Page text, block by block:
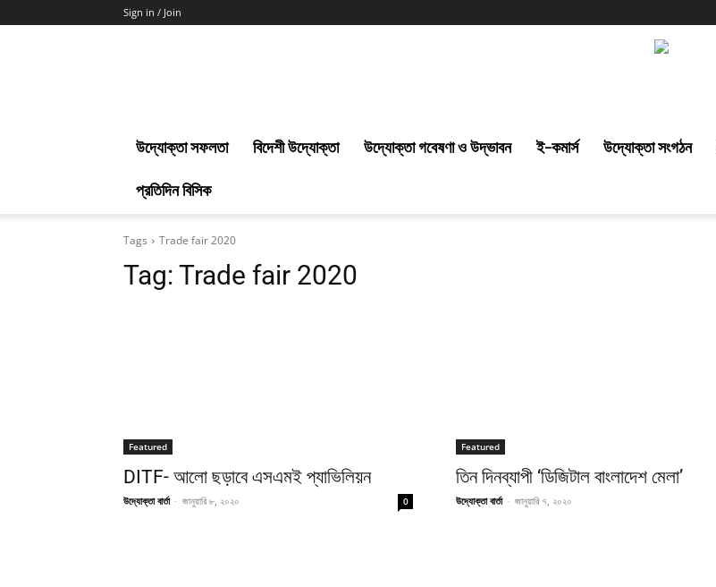
Sign in / Join
উদ্যোক্তা সফলতা বিদেশী উদ্যোক্তা উদ্যোক্তা গবেষণা ও উদ্ভাবন ই-কমার্স উদ্যোক্তা সংগঠন
প্রতিদিন বিসিক
Tags Trade fair 2020
Tag: Trade fair 2020
Featured
DITF- আলো ছড়াবে এসএমই প্যাভিলিয়ন
উদ্যোক্তা বার্তা - জানুয়ারি ৮, ২০২০ 0
Featured
তিন দিনব্যাপী ‘ডিজিটাল বাংলাদেশ মেলা’
উদ্যোক্তা বার্তা - জানুয়ারি ৭, ২০২০